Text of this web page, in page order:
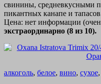
свинины, средневкусными
пикантных канапе и
Цена: нет информации
экстраординарно (8 из 10).
алкоголь, белое, вино, сухое,